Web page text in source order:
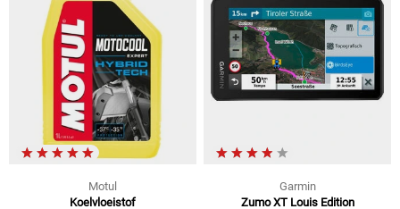
Motul
Koelvloeistof
Garmin
Zumo XT Louis Edition